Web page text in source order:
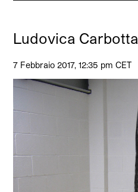
Ludovica Carbotta
7 Febbraio 2017, 12:35 pm CET